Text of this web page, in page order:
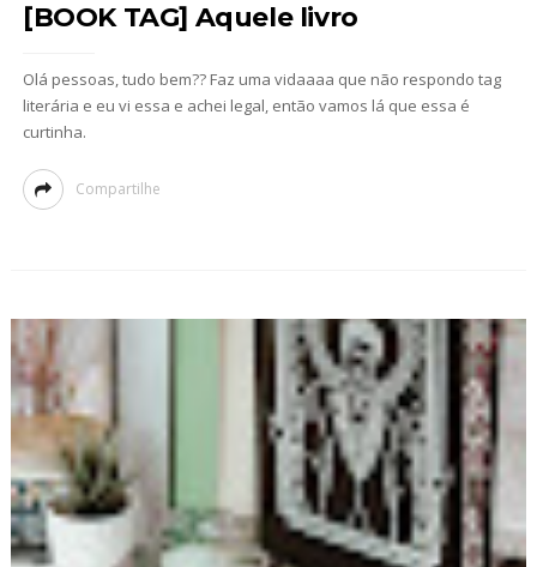
[BOOK TAG] Aquele livro
Olá pessoas, tudo bem?? Faz uma vidaaaa que não respondo tag
literária e eu vi essa e achei legal, então vamos lá que essa é
curtinha.
Compartilhe